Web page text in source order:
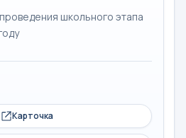
школьного этапа
Карточка